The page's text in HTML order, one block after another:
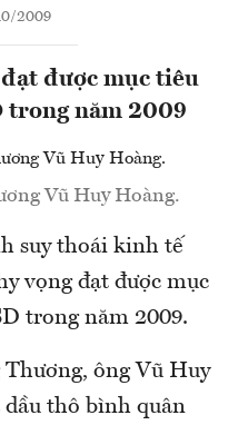
2009
được mục tiêu
trong năm 2009
Vũ Huy Hoàng.
suy thoái kinh tế
vọng đạt được mục
trong năm 2009.
ông Vũ Huy
dầu thô bình quân